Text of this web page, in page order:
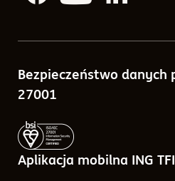
Tabele opłat
Zlecenia w ramach ING TFI24
Notowania funduszy
Porównywarka funduszy
Kalkulatory
Pytania i odpowiedzi
Bezpieczeństwo danych
27001
Aplikacja mobilna ING